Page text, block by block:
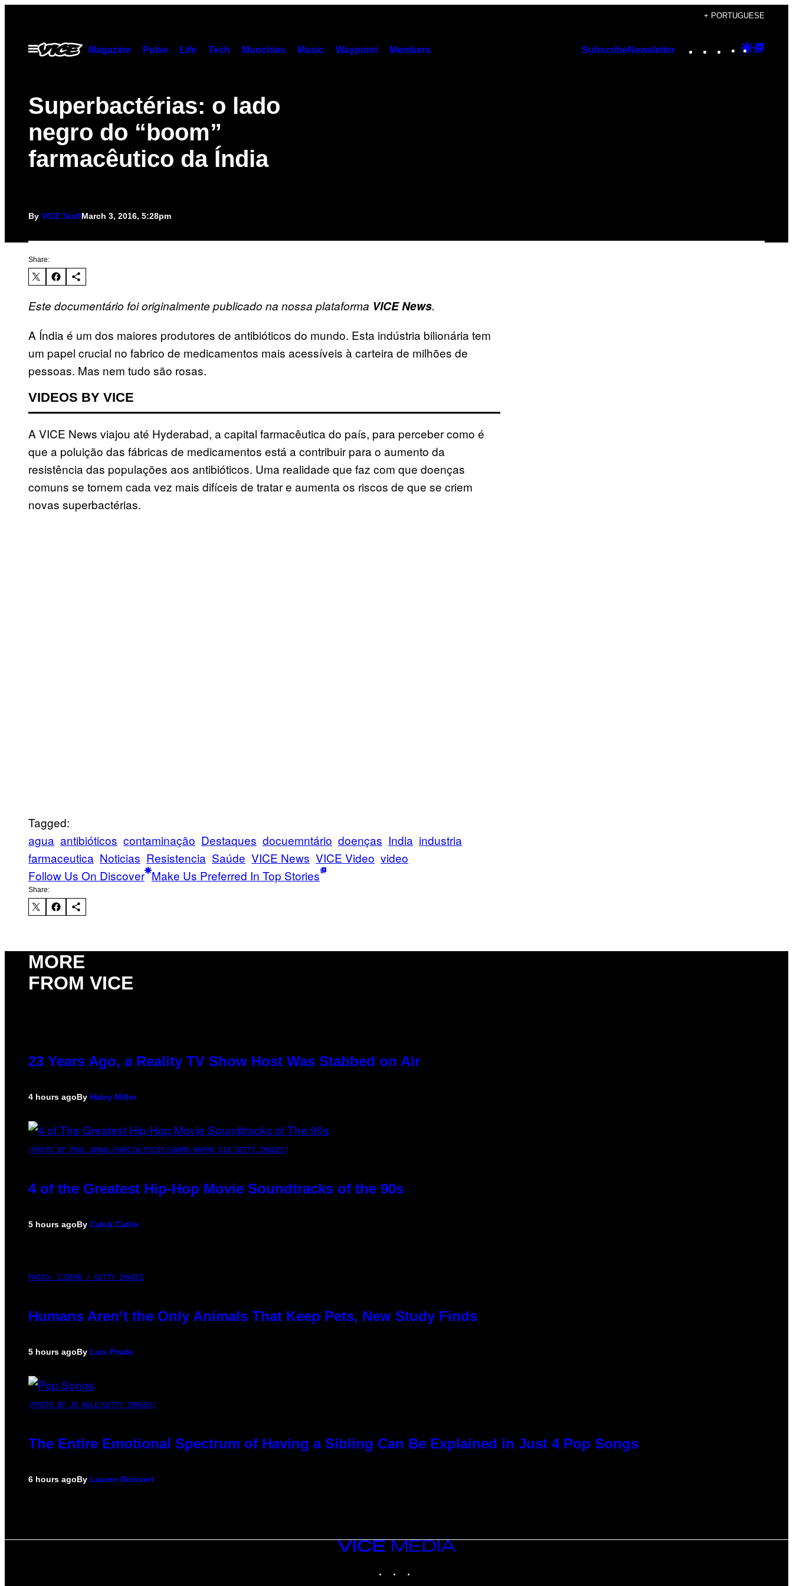
content
+ PORTUGUESE
Open
Menu
Magazine Pulse Life Tech Munchies Music Waypoint Members SubscribeNewsletter Instagram
TikTok
YouTube
Google
Superbactérias: o lado
negro do “boom”
farmacêutico da Índia
By VICE StaffMarch 3, 2016, 5:28pm
Share:
Este documentário foi originalmente publicado na nossa plataforma VICE News.
A Índia é um dos maiores produtores de antibióticos do mundo. Esta indústria bilionária tem
um papel crucial no fabrico de medicamentos mais acessíveis à carteira de milhões de
pessoas. Mas nem tudo são rosas.
VIDEOS BY VICE
A VICE News viajou até Hyderabad, a capital farmacêutica do país, para perceber como é
que a poluição das fábricas de medicamentos está a contribuir para o aumento da
resistência das populações aos antibióticos. Uma realidade que faz com que doenças
comuns se tornem cada vez mais difíceis de tratar e aumenta os riscos de que se criem
novas superbactérias.
Tagged:
agua antibióticos contaminação Destaques docuemntário doenças India industria
farmaceutica Noticias Resistencia Saúde VICE News VICE Video video
Follow Us On Discover Make Us Preferred In Top Stories
Share:
MORE
FROM VICE
23 Years Ago, a Reality TV Show Host Was Stabbed on Air
4 hours agoBy Haley Miller
(PHOTO BY POOL ARNAL/GARCIA/PICOT/GAMMA-RAPHO VIA GETTY IMAGES)
4 of the Greatest Hip-Hop Movie Soundtracks of the 90s
5 hours agoBy Caleb Catlin
PHOTO: IJDEMA / GETTY IMAGES
Humans Aren’t the Only Animals That Keep Pets, New Study Finds
5 hours agoBy Luis Prada
(PHOTO BY JO HALE/GETTY IMAGES)
The Entire Emotional Spectrum of Having a Sibling Can Be Explained in Just 4 Pop Songs
6 hours agoBy Lauren Boisvert
VICE
MEDIA